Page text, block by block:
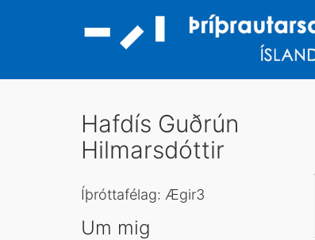
Hafdís Guðrún
Hilmarsdóttir
Íþróttafélag: Ægir3
Um mig